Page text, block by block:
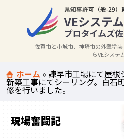
佐賀市と小城市、神埼市の外壁塗
らVEシステ
ホーム »諫早市工場にて屋根
新築工事にてシーリング。白石
修を行いました。
現場奮闘記